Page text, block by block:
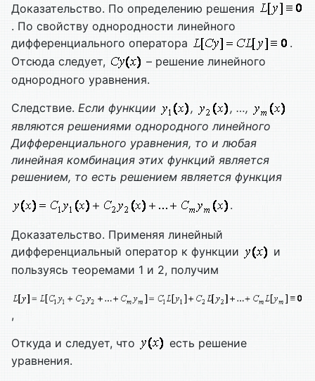
Доказательство. По определению решения
. По свойству однородности линейного
дифференциального оператора
.
Отсюда следует,
– решение линейного
однородного уравнения.
Следствие. Если функции ,
, …,
являются решениями однородного линейного
Дифференциального уравнения, то и любая
линейная комбинация этих функций является
решением, то есть решением является функция
.
Доказательство. Применяя линейный
дифференциальный оператор к функции
и
пользуясь теоремами 1 и 2, получим
,
Откуда и следует, что
есть решение
уравнения.